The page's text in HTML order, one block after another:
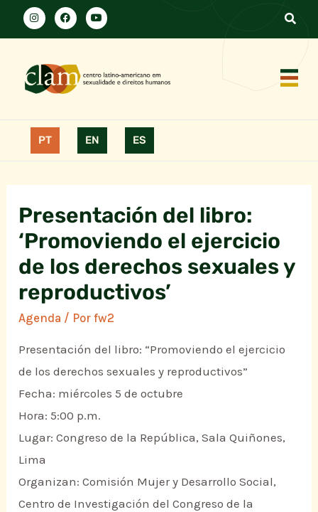
PT EN ES
Presentación del libro:
‘Promoviendo el ejercicio
de los derechos sexuales y
reproductivos’
Agenda / Porfw2
Presentación del libro: “Promoviendo el ejercicio
de los derechos sexuales y reproductivos”
Fecha: miércoles 5 de octubre
Hora: 5:00 p.m.
Lugar: Congreso de la República, Sala Quiñones,
Lima
Organizan: Comisión Mujer y Desarrollo Social,
Centro de Investigación del Congreso de la